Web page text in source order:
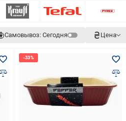
Самовывоз: Сегодня Цена